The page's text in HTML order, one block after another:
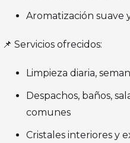
Aromatización suave
📌 Servicios ofrecidos:
Limpieza diaria,
Despachos, baños,
comunes
Cristales interiores y